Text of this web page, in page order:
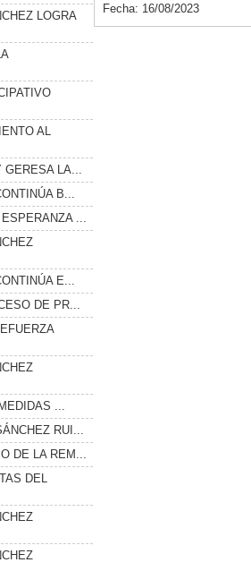
LOGRA
AL
LA...
B...
...
E...
DE PR...
...
RUI...
DE LA REM...
DEL
Fecha: 16/08/2023